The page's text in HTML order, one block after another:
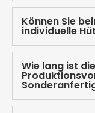
Können Sie
individuelle
Wie lang ist